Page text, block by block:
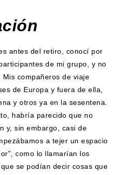
antes del retiro, conocí por
de mi grupo, y no
compañeros de viaje
de Europa y fuera de ella,
y otros ya en la sesentena.
habría parecido que no
y, sin embargo, casi de
a tejer un espacio
como lo llamarían los
se podían decir cosas que